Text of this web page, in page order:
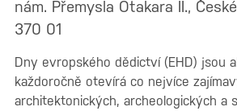
nám. Přemysla Otakara II.,
370 01
Dny evropského dědictví (EHD) jsou
každoročně otevírá co nejvíce
architektonických, archeologických a